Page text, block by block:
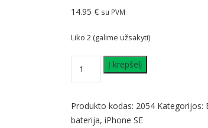
14.95€ su PVM
Liko 2 (galime užsakyti)
SE
1624
Į krepšelį
Produkto kodas: 2054 Kategorijos:
baterija,iPhone SE